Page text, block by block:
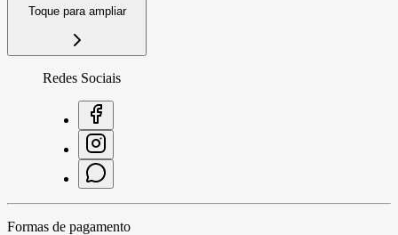
Toque para ampliar
Redes Sociais
Formas de pagamento